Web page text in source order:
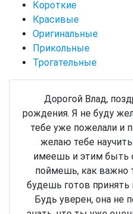
Короткие
Красивые
Оригинальные
Прикольные
Трогательные
Дорогой Влад,
рождения. Я не буду
тебе уже пожелали и
желаю тебе
имеешь и этим быть
поймешь, как важно
будешь готов
Будь уверен, она не